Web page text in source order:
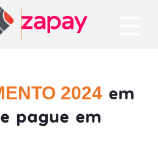
2024 em
pague em